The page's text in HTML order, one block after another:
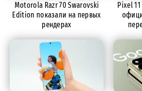
Motorola Razr 70 Swarovski
Edition показали на первых
рендерах
Pixel